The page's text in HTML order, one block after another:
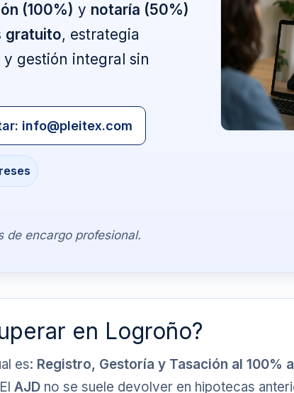
(100%) y notaría (50%)
gratuito, estrategia
gestión integral sin
info@pleitex.com
de encargo profesional.
en Logroño?
es: Registro, Gestoría y Tasación al 100%
AJD no se suele devolver en hipotecas